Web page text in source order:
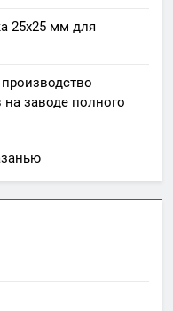
25х25 мм для
заводе полного